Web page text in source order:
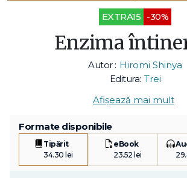
EXTRA15 -30%
Enzima
Autor : Hiromi Shinya
Editura: Trei
Afișează mai mult
Formate disponibile
Tipărit
34.30 lei
eBook
23.52 lei